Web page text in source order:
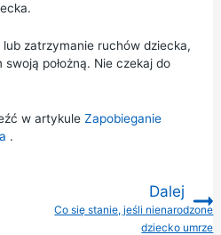
zatrzymanie ruchów dziecka,
położną. Nie czekaj do
w artykule Zapobieganie
.
Dalej
Co się stanie, jeśli nienarodzone
dziecko umrze